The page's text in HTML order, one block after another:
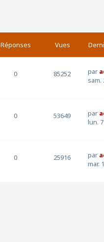
Réponses Vues
0 85252 par
sam.
0 53649 par
lun.
0 25916 par
mar.